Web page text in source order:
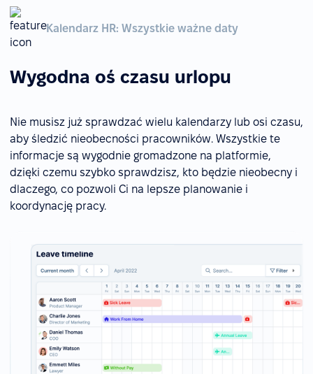
Kalendarz HR: Wszystkie ważne daty
Wygodna oś czasu urlopu
Nie musisz już sprawdzać wielu kalendarzy lub osi czasu,
aby śledzić nieobecności pracowników. Wszystkie te
informacje są wygodnie gromadzone na platformie,
dzięki czemu szybko sprawdzisz, kto będzie nieobecny i
dlaczego, co pozwoli Ci na lepsze planowanie i
koordynację pracy.